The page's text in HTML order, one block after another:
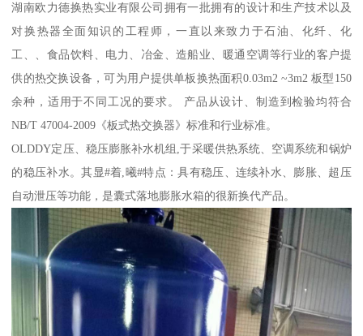
湖南欧力德换热实业有限公司拥有一批拥有的设计和生产技术以及
对换热器全面知识的工程师，一直以来致力于石油、化纤、化
工、、食品饮料、电力、冶金、造船业、暖通空调等行业的客户提
供的热交换设备，可为用户提供单板换热面积0.03m2 ~3m2 板型150
余种，适用于不同工况的要求。 产品从设计、制造到检验均符合
NB/T 47004-2009《板式热交换器》标准和行业标准。
OLDDY定压、稳压膨胀补水机组,于采暖供热系统、空调系统和锅炉
的稳压补水。其显#着,曦#特点：具有稳压、连续补水、膨胀、超压
自动泄压等功能，是囊式落地膨胀水箱的很新换代产品。